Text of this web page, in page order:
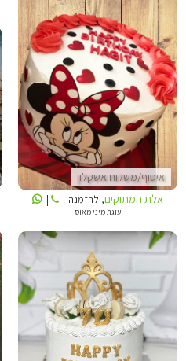
איסוף/משלוח אשקלון
אלת המתוקים
אלת המתוקים, להזמנה: |
עוגת מיני מאוס
אלת המתוקים